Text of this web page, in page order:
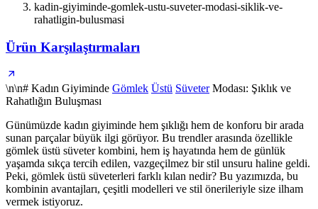
kadin-giyiminde-gomlek-ustu-suveter-modasi-siklik-ve-
rahatligin-bulusmasi
Ürün Karşılaştırmaları
\n\n# Kadın Giyiminde Gömlek Üstü SüveterModası: Şıklık ve
Rahatlığın Buluşması
Günümüzde kadın giyiminde hem şıklığı hem de konforu bir arada
sunan parçalar büyük ilgi görüyor. Bu trendler arasında özellikle
gömlek üstü süveter kombini, hem iş hayatında hem de günlük
yaşamda sıkça tercih edilen, vazgeçilmez bir stil unsuru haline geldi.
Peki, gömlek üstü süveterleri farklı kılan nedir? Bu yazımızda, bu
kombinin avantajları, çeşitli modelleri ve stil önerileriyle size ilham
vermek istiyoruz.